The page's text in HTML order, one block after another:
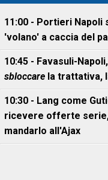
11:00 - Portieri
'volano' a caccia del
10:45 - Favasuli-
sbloccare la trattativa,
10:30 - Lang come
ricevere offerte
mandarlo all'Ajax